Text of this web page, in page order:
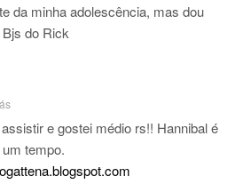
da minha adolescência, mas dou
do Rick
e gostei médio rs!! Hannibal é
tempo.